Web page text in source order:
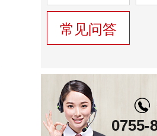
常见问答
0755-